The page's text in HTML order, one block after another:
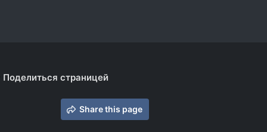
Поделиться страницей
Share this page